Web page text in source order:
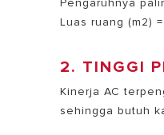
Luas ruang (m2)
2. TINGGI
Kinerja AC
sehingga butuh